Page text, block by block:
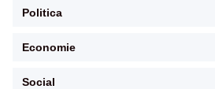
Politica
Economie
Social